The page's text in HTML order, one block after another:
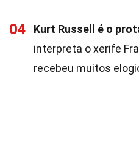
04 Kurt Russell é o
interpreta o xerife
recebeu muitos